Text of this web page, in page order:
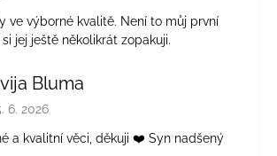
ve výborné kvalitě. Není to můj první
jej ještě několikrát zopakuji.
Bluma
obchodu je 5 z 5 hvězdiček.
6. 2026
a kvalitní věci, děkuji ❤️ Syn nadšený